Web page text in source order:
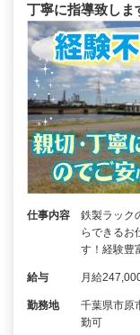
丁寧に指導致しま
仕事内容
鉄製ラック
らできるお
す！経験豊
給与 月給
勤務地
千葉県市原
勤可